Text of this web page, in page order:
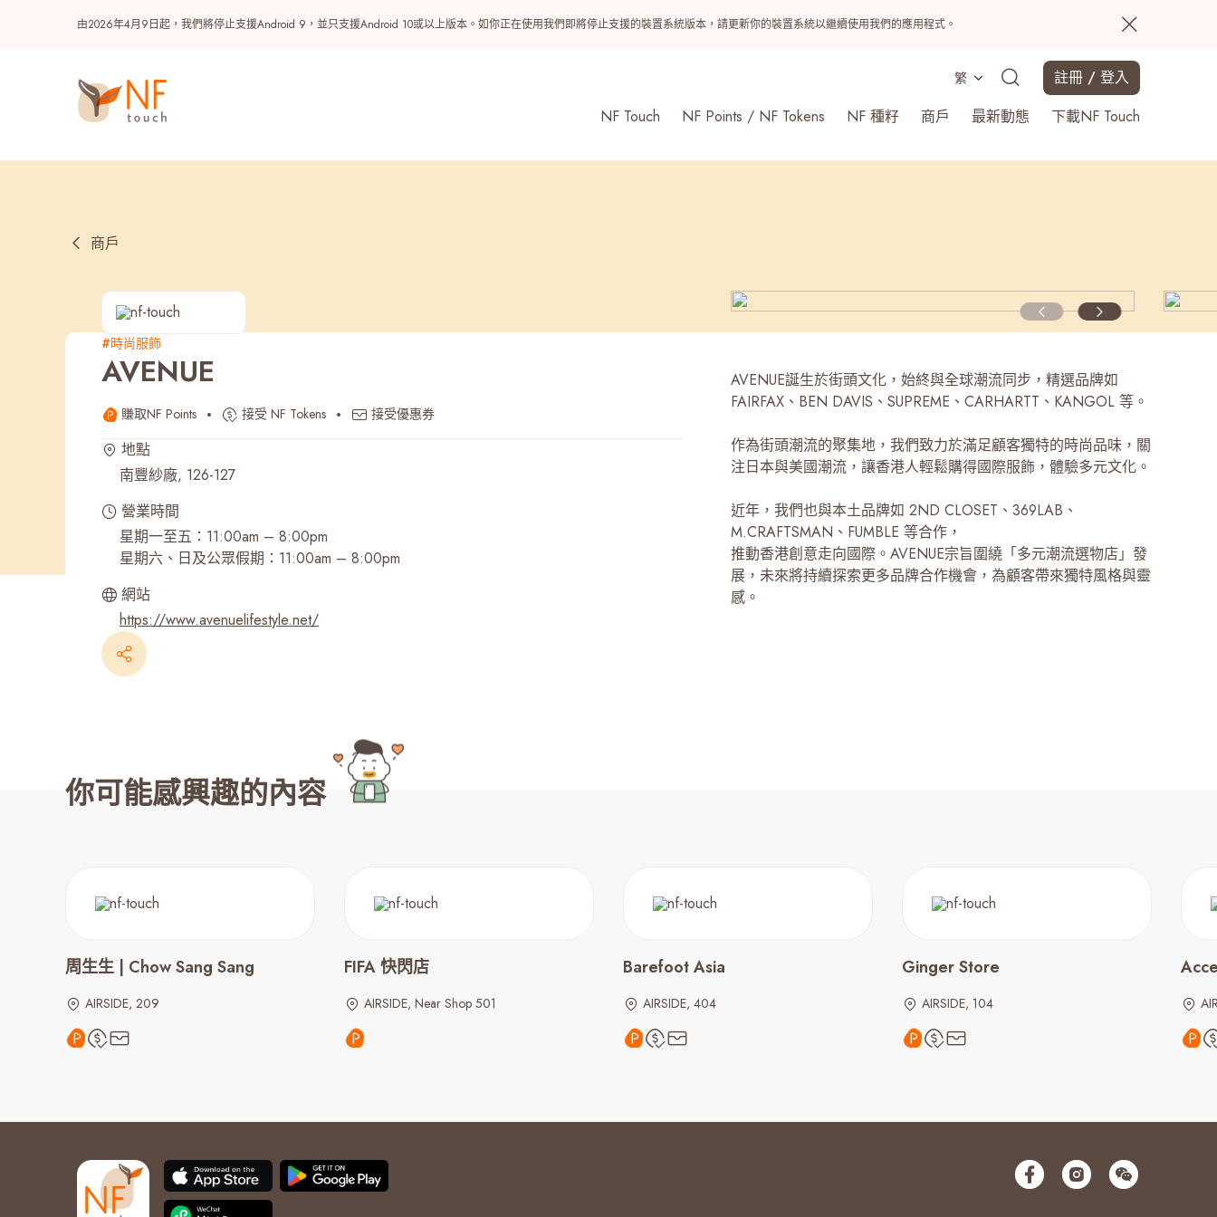
由2026年4月9日起，我們將停止支援Android 9，並只支援Android 10或以上版本。如你正在使用我們即將停止支援的裝置系統版本，請更新你的裝置系統以繼續使用我們的應用程式。
繁
註冊 / 登入
NF Touch
NF Points / NF Tokens NF 種籽 商戶 最新動態 下載NF Touch
熱門
NF 種籽 NF Points
最近搜尋紀錄
商戶
#時尚服飾
AVENUE
賺取NF Points 接受 NF Tokens 接受優惠券
地點
南豐紗廠, 126-127
營業時間
星期一至五：11:00am – 8:00pm
星期六、日及公眾假期：11:00am – 8:00pm
網站
https://www.avenuelifestyle.net/
AVENUE誕生於街頭文化，始終與全球潮流同步，精選品牌如
FAIRFAX、BEN DAVIS、SUPREME、CARHARTT、KANGOL 等。
作為街頭潮流的聚集地，我們致力於滿足顧客獨特的時尚品味，關
注日本與美國潮流，讓香港人輕鬆購得國際服飾，體驗多元文化。
近年，我們也與本土品牌如 2ND CLOSET、369LAB、
M.CRAFTSMAN、FUMBLE 等合作，
推動香港創意走向國際。AVENUE宗旨圍繞「多元潮流選物店」發
展，未來將持續探索更多品牌合作機會，為顧客帶來獨特風格與靈
感。
你可能感興趣的內容
周生生 | Chow Sang Sang
AIRSIDE, 209
FIFA 快閃店
AIRSIDE, Near Shop 501
Barefoot Asia
AIRSIDE, 404
Ginger Store
AIRSIDE, 104